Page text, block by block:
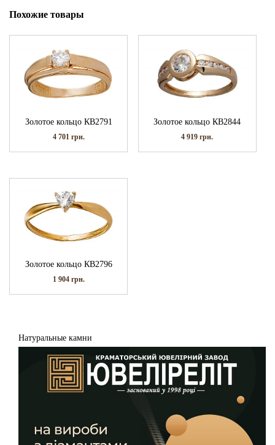
Похожие товары
Золотое кольцо КВ2791
4 701 грн.
Золотое кольцо КВ2844
4 919грн.
Золотое кольцо КВ2796
1 904 грн.
Натуральные камни